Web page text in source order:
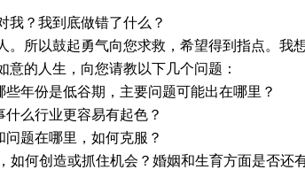
我？我到底做错了什么？
。所以鼓起勇气向您求救，希望得到指点。
的人生，向您请教以下几个问题：
年份是低谷期，主要问题可能出在哪里？
么行业更容易有起色？
题在哪里，如何克服？
何创造或抓住机会？婚姻和生育方面是否还